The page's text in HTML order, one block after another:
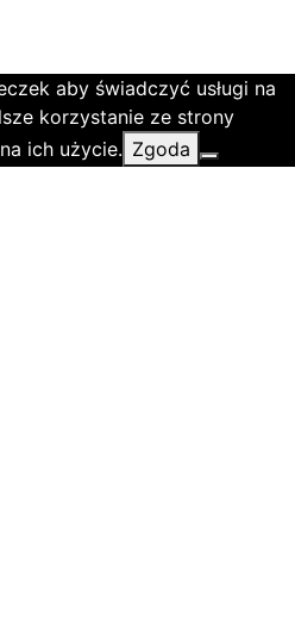
aby świadczyć usługi na
korzystanie ze strony
ich użycie. Zgoda